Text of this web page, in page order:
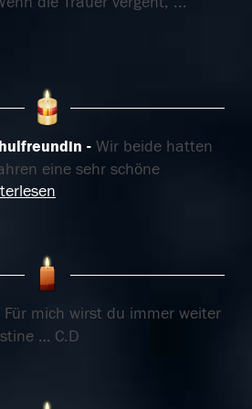
Wir beide hatten
eine sehr schöne
Für mich wirst du immer weiter
… C.D